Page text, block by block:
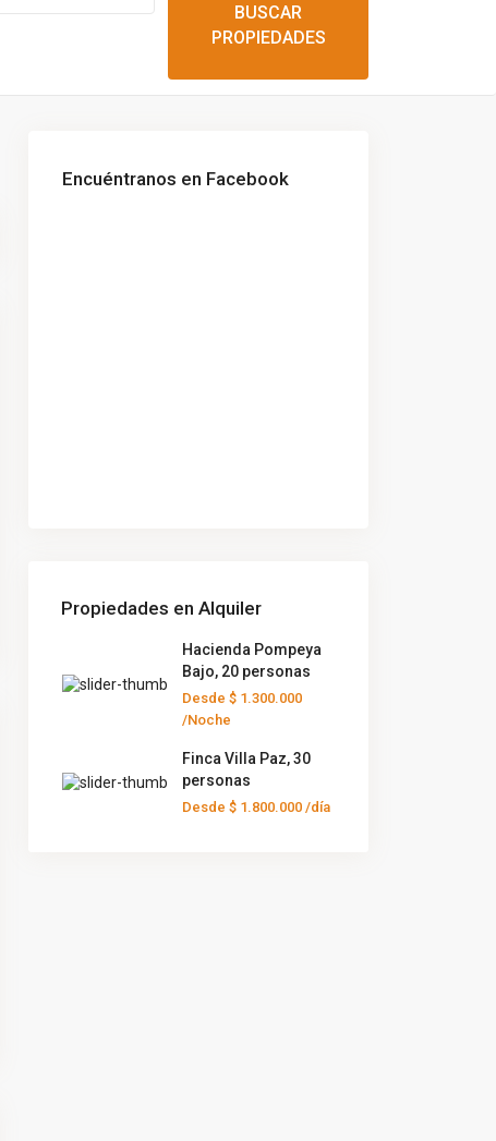
Encuéntranos en Facebook
Propiedades en Alquiler
Hacienda Pompeya
Bajo, 20 personas
Desde $ 1.300.000
/Noche
Finca Villa Paz, 30
personas
Desde $ 1.800.000 /día